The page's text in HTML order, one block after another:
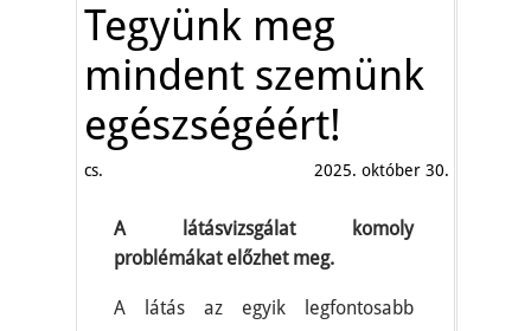
Tegyünk meg
mindent szemünk
egészségéért!
cs. 2025. október 30.
A látásvizsgálat komoly
problémákat előzhet meg.
A látás az egyik legfontosabb